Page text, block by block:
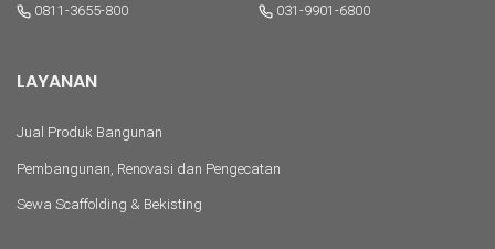
0811-3655-800
031-9901-6800
LAYANAN
Jual Produk Bangunan
Pembangunan, Renovasi dan Pengecatan
Sewa Scaffolding & Bekisting